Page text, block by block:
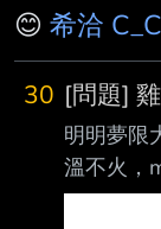
😊 希洽
30 [問題]
明明夢限
溫不火，
刻的跡象